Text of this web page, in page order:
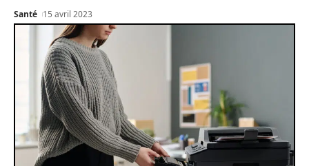
Santé 15 avril 2023